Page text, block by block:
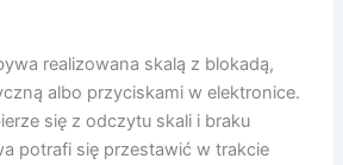
realizowana skalą z blokadą,
albo przyciskami w elektronice.
się z odczytu skali i braku
potrafi się przestawić w trakcie